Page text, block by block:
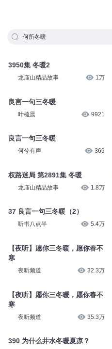
何所冬暖
3950集 冬暖2
龙庙山精品故事 1万
良言一句三冬暖
叶梳晨 9921
良言一句三冬暖
何兮有声 369
权路迷局 第2891集 冬暖
龙庙山精品故事 1.8万
37 良言一句三冬暖（2）
听书八点半 5.4万
【夜听】愿你三冬暖，愿你春不
寒
夜听频道 32.3万
【夜听】愿你三冬暖，愿你春不
寒
夜听频道 35.3万
390 为什么井水冬暖夏凉？